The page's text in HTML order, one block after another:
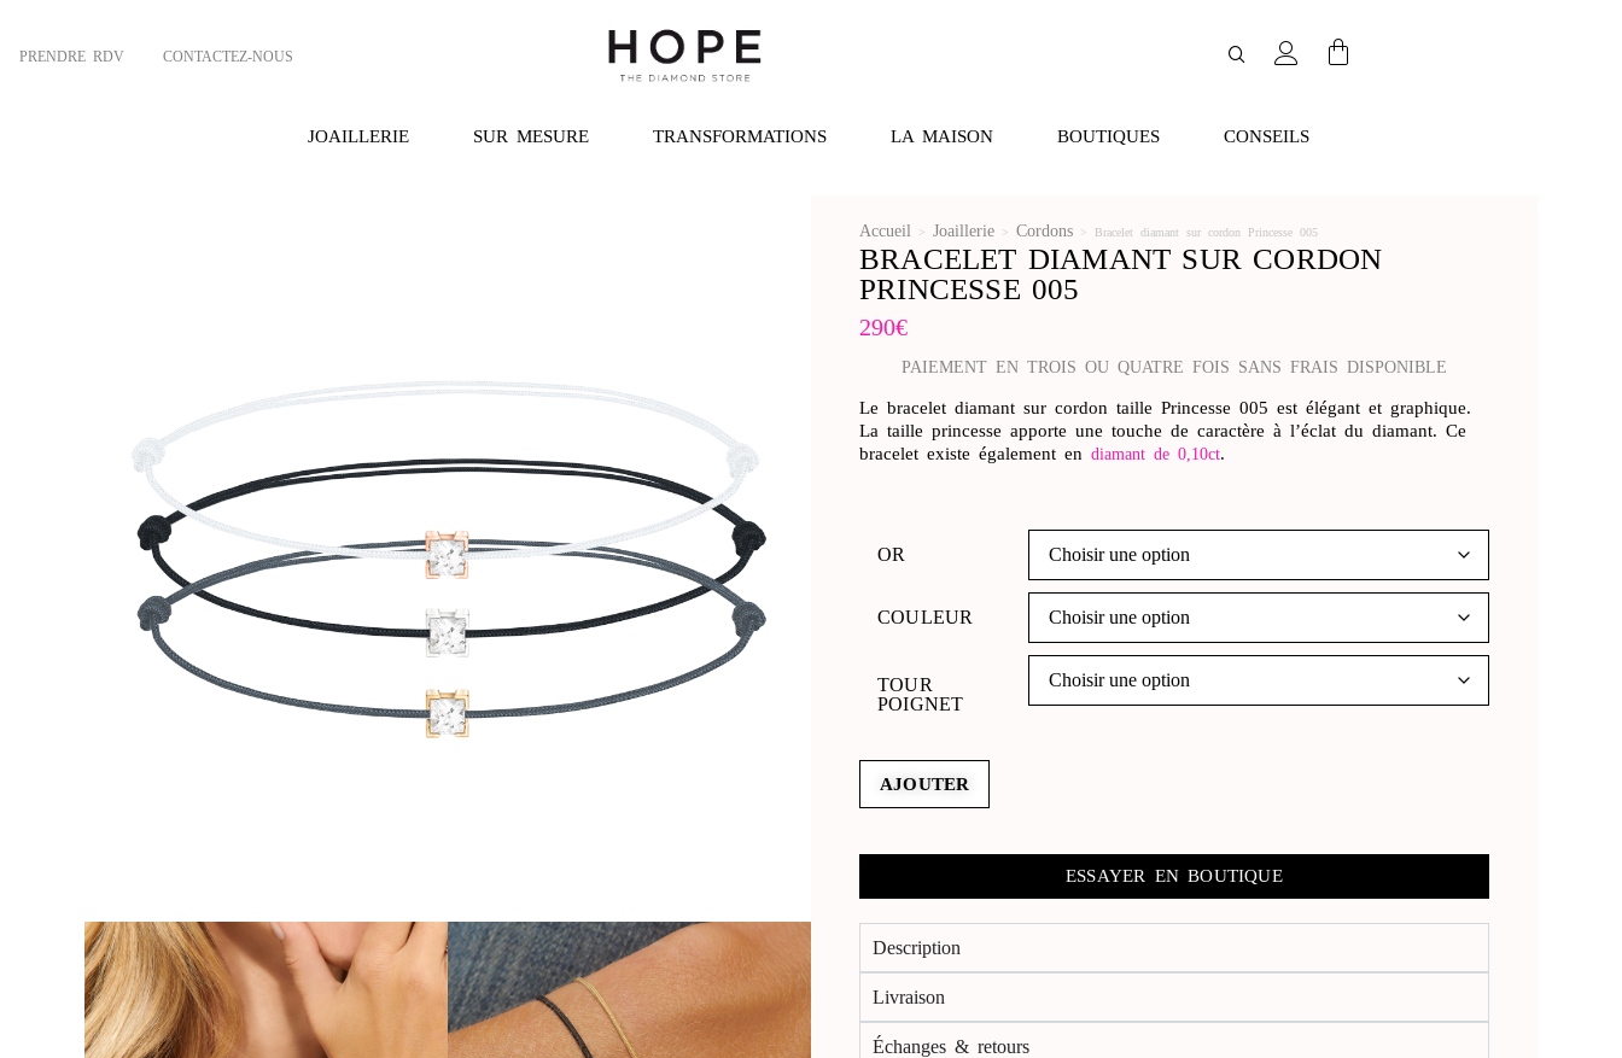
PRENDRE RDV CONTACTEZ-NOUS
JOAILLERIE SUR MESURE TRANSFORMATIONS LA MAISON BOUTIQUES CONSEILS
Accueil > Joaillerie > Cordons > Bracelet diamant sur cordon Princesse 005
BRACELET DIAMANT SUR CORDON
PRINCESSE 005
290€
PAIEMENT EN TROIS OU QUATRE FOIS SANS FRAIS DISPONIBLE
Le bracelet diamant sur cordon taille Princesse 005 est élégant et graphique.
La taille princesse apporte une touche de caractère à l’éclat du diamant. Ce
bracelet existe également en diamant de 0,10ct.
OR
COULEUR
TOUR
POIGNET
AJOUTER
ESSAYER EN BOUTIQUE
Description
Livraison
Échanges & retours